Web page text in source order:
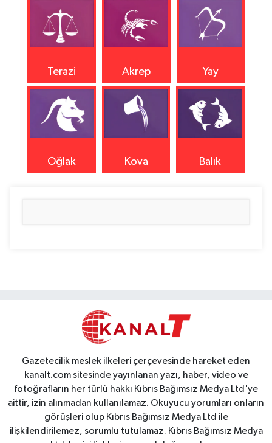
Terazi Akrep Yay
Oğlak Kova Balık
Gazetecilik meslek ilkeleri çerçevesinde hareket eden
kanalt.com sitesinde yayınlanan yazı, haber, video ve
fotoğrafların her türlü hakkı Kıbrıs Bağımsız Medya Ltd'ye
aittir, izin alınmadan kullanılamaz. Okuyucu yorumları onların
görüşleri olup Kıbrıs Bağımsız Medya Ltd ile
ilişkilendirilemez, sorumlu tutulamaz. Kıbrıs Bağımsız Medya